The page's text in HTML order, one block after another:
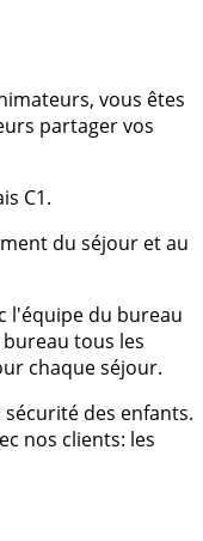
vous êtes
partager vos
C1.
du séjour et au
l'équipe du bureau
tous les
chaque séjour.
des enfants.
nos clients: les